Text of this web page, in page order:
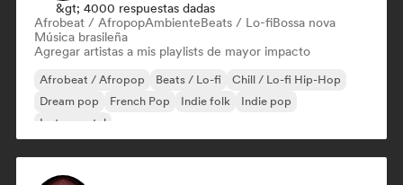
&gt; 4000 respuestas dadas
Afrobeat / AfropopAmbienteBeats / Lo-fiBossa nova
Música brasileña
Agregar artistas a mis playlists de mayor impacto
Afrobeat / Afropop Beats / Lo-fi
Chill / Lo-fi Hip-Hop
Dream pop
French Pop Indie folk
Indie pop
Instrumental